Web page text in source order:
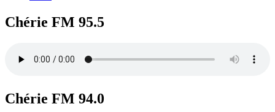
Chérie FM 95.5
Chérie FM 94.0